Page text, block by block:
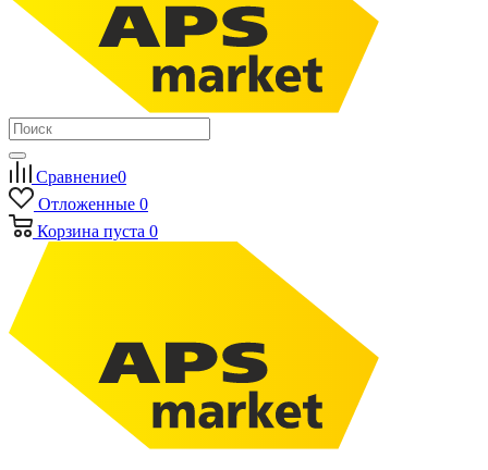
Сравнение0
Отложенные 0
Корзина пуста 0